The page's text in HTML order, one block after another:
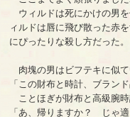
ウィルドは死にかけの男
ィルドは唇に飛び散った赤
にぴったりな殺し方だった。
肉塊の男はビフテキに似て
「この財布と時計、ブラン
ことほぎが財布と高級腕時
「あ、帰りますか？ じゃ